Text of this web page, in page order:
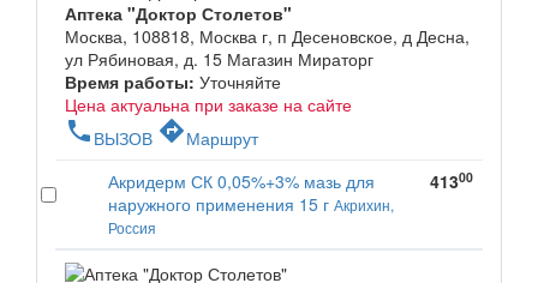
Аптека "Доктор Столетов"
Москва, 108818, Москва г, п Десеновское, д Десна,
ул Рябиновая, д. 15 Магазин Мираторг
Время работы: Уточняйте
Цена актуальна при заказе на сайте
phone ВЫЗОВ directionsМаршрут
Акридерм СК 0,05%+3% мазь для
наружного применения 15 г Акрихин,
Россия
41300